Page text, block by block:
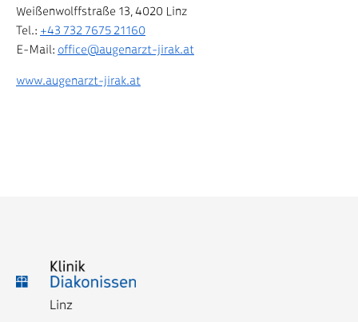
Weißenwolffstraße 13, 4020 Linz
Tel.: +43 732 7675 21160
E-Mail: office@augenarzt-jirak.at
www.augenarzt-jirak.at